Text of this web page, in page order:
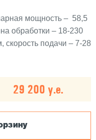
мощность – 58,5
обработки – 18-230
подачи – 7-28
29 200 у.е.